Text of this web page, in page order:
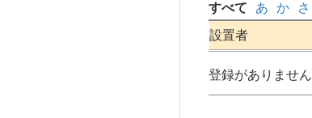
すべて あ か さ
設置者
登録がありません